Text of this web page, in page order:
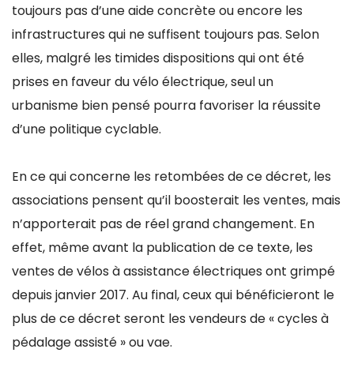
toujours pas d’une aide concrète ou encore les
infrastructures qui ne suffisent toujours pas. Selon
elles, malgré les timides dispositions qui ont été
prises en faveur du vélo électrique, seul un
urbanisme bien pensé pourra favoriser la réussite
d’une politique cyclable.
En ce qui concerne les retombées de ce décret, les
associations pensent qu’il boosterait les ventes, mais
n’apporterait pas de réel grand changement. En
effet, même avant la publication de ce texte, les
ventes de vélos à assistance électriques ont grimpé
depuis janvier 2017. Au final, ceux qui bénéficieront le
plus de ce décret seront les vendeurs de « cycles à
pédalage assisté » ou vae.